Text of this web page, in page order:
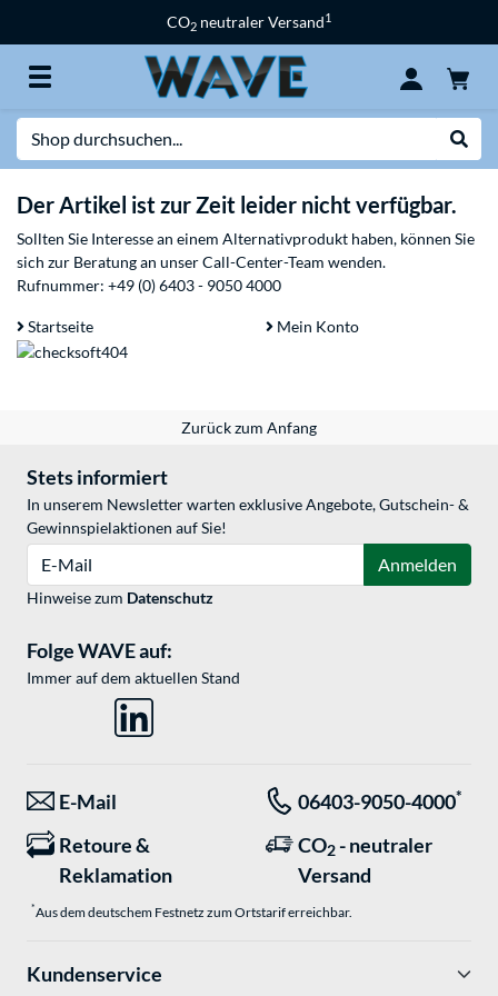
CO2 neutraler Versand1
Der Artikel ist zur Zeit leider nicht verfügbar.
Sollten Sie Interesse an einem Alternativprodukt haben, können Sie
sich zur Beratung an unser Call-Center-Team wenden.
Rufnummer: +49 (0) 6403 - 9050 4000
Startseite Mein Konto
Zurück zum Anfang
Stets informiert
In unserem Newsletter warten exklusive Angebote, Gutschein- &
Gewinnspielaktionen auf Sie!
Anmelden
Hinweise zum Datenschutz
Folge WAVE auf:
Immer auf dem aktuellen Stand
E-Mail 06403-9050-4000*
Retoure &
Reklamation
CO2 - neutraler
Versand
*Aus dem deutschem Festnetz zum Ortstarif erreichbar.
Kundenservice